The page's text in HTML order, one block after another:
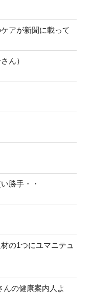
アが新聞に載って
ん）
勝手・・
の1つにユマニテュ
の健康案内人よ